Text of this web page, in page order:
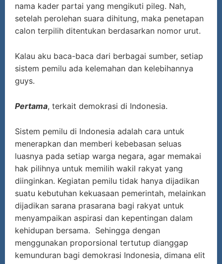
nama kader partai yang mengikuti pileg. Nah,
setelah perolehan suara dihitung, maka penetapan
calon terpilih ditentukan berdasarkan nomor urut.
Kalau aku baca-baca dari berbagai sumber, setiap
sistem pemilu ada kelemahan dan kelebihannya
guys.
Pertama, terkait demokrasi di Indonesia.
Sistem pemilu di Indonesia adalah cara untuk
menerapkan dan memberi kebebasan seluas
luasnya pada setiap warga negara, agar memakai
hak pilihnya untuk memilih wakil rakyat yang
diinginkan. Kegiatan pemilu tidak hanya dijadikan
suatu kebutuhan kekuasaan pemerintah, melainkan
dijadikan sarana prasarana bagi rakyat untuk
menyampaikan aspirasi dan kepentingan dalam
kehidupan bersama. Sehingga dengan
menggunakan proporsional tertutup dianggap
kemunduran bagi demokrasi Indonesia, dimana elit